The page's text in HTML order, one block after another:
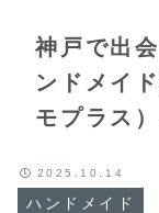
神戸で出
ンドメイ
モプラス）
ハンドメイド
2025.10.14